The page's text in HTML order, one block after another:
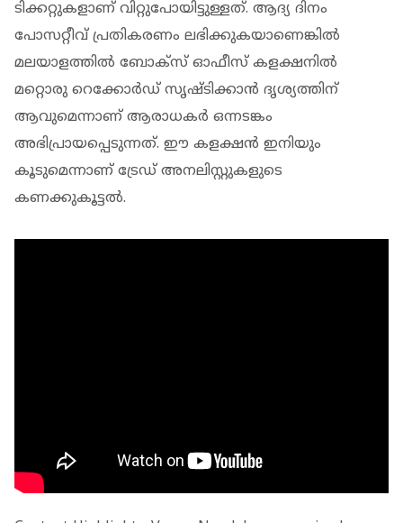
ടിക്കറ്റുകളാണ് വിറ്റുപോയിട്ടുള്ളത്. ആദ്യ ദിനം
പോസറ്റീവ് പ്രതികരണം ലഭിക്കുകയാണെങ്കിൽ
മലയാളത്തിൽ ബോക്സ് ഓഫീസ് കളക്ഷനിൽ
മറ്റൊരു റെക്കോർഡ് സൃഷ്ടിക്കാൻ ദൃശ്യത്തിന്
ആവുമെന്നാണ് ആരാധകർ ഒന്നടങ്കം
അഭിപ്രായപ്പെടുന്നത്. ഈ കളക്ഷൻ ഇനിയും
കൂടുമെന്നാണ് ട്രേഡ് അനലിസ്റ്റുകളുടെ
കണക്കുകൂട്ടൽ.